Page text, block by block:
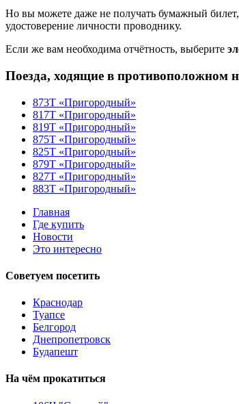
Но вы можете даже не получать бумажный
удостоверение личности проводнику.
Если же вам необходима отчётность, выберите
Поезда, ходящие в противоположном
873Т «Пригородный»
817Т «Пригородный»
819Т «Пригородный»
875Т «Пригородный»
825Т «Пригородный»
879Т «Пригородный»
827Т «Пригородный»
883Т «Пригородный»
Главная
Где купить
Новости
Это интересно
Советуем посетить
Краснодар
Туапсе
Белгород
Днепропетровск
Будапешт
На чём прокатиться